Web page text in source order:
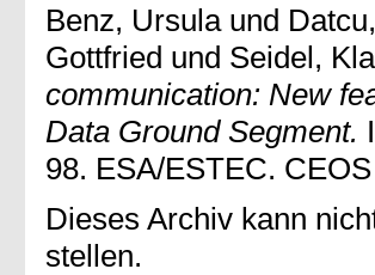
Benz, Ursulaund
Gottfried und Seidel,
communication: New
Data Ground Segment.
98. ESA/ESTEC.
Dieses Archiv kann
stellen.